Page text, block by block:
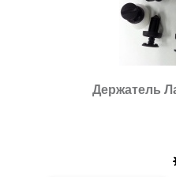
Держатель